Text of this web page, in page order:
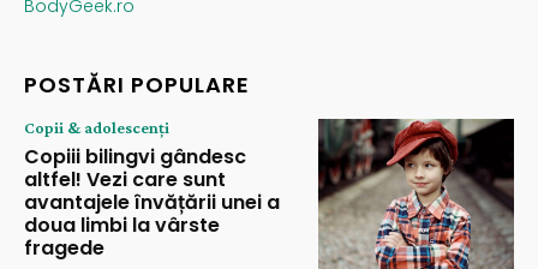
BodyGeek.ro
POSTĂRI POPULARE
Copii & adolescenți
Copiii bilingvi gândesc
altfel! Vezi care sunt
avantajele învățării unei a
doua limbi la vârste
fragede